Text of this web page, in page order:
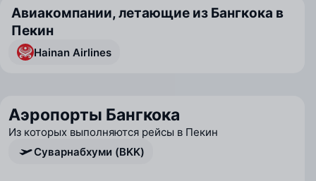
Авиакомпании, летающие из Бангкока в
Пекин
Hainan Airlines
Аэропорты Бангкока
Из которых выполняются рейсы в Пекин
Суварнабхуми (BKK)